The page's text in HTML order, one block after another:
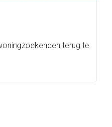
terug te